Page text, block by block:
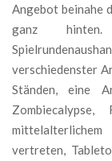
Angebot beinahe
ganz
verschiedenster
Ständen, eine
Zombiecalypse,
vertreten,